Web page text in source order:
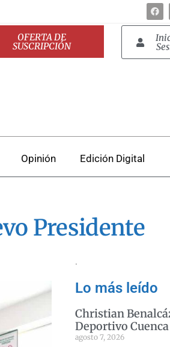
OFERTA DE
SUSCRIPCIÓN
Opinión Edición Digital
Presidente
.
Lo más leído
Christian
Deportivo Cuenca
agosto 7, 2026